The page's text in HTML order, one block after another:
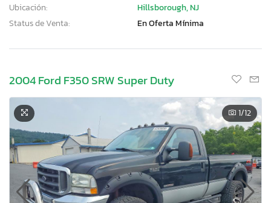
Ubicación:
Hillsborough, NJ
Status de Venta:
En Oferta Mínima
2004 Ford F350 SRW Super Duty
1/12